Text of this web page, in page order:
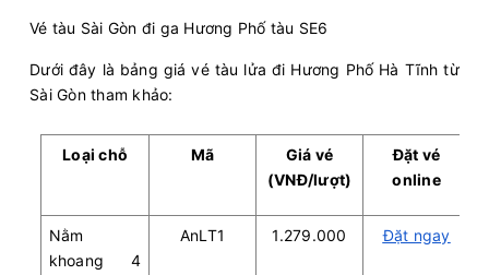
Vé tàu Sài Gòn đi ga Hương Phố tàu SE6
Dưới đây là bảng giá vé tàu lửa đi Hương Phố Hà Tĩnh từ
Sài Gòn tham khảo:
Loại chỗ Mã
Giá vé
(VNĐ/lượt)
Đặt vé
online
Nằm
khoang 4
AnLT1 1.279.000 Đặt ngay